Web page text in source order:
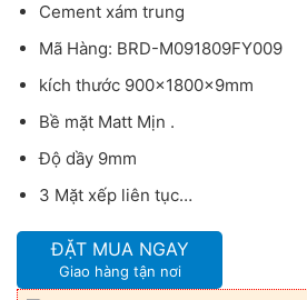
Cement xám trung
Mã Hàng: BRD-M091809FY009
kích thước 900x1800x9mm
Bề mặt Matt Mịn .
Độ dầy 9mm
3 Mặt xếp liên tục…
ĐẶT MUA NGAY
Giao hàng tận nơi